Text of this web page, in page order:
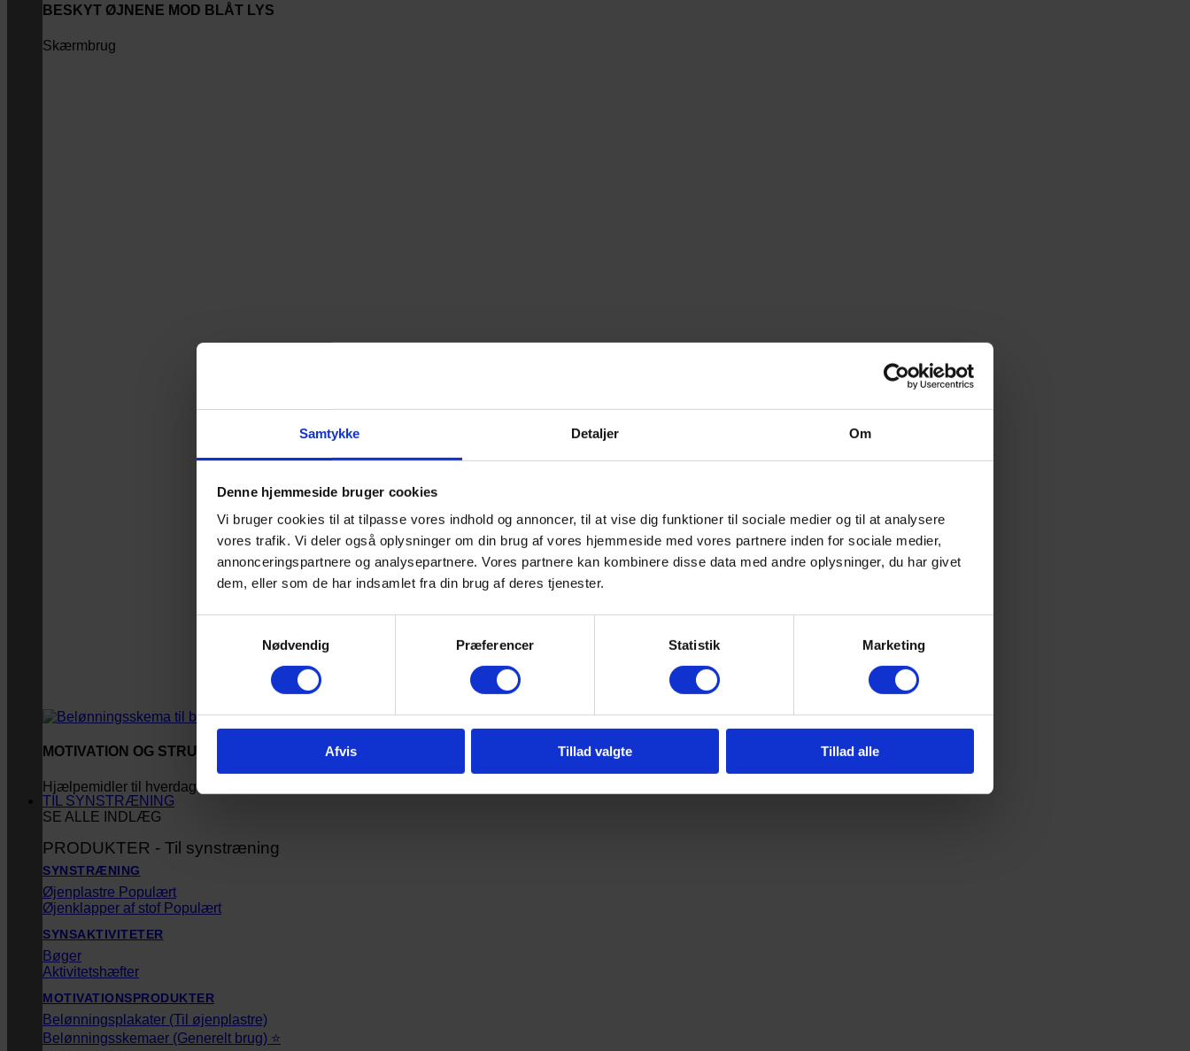
Samtykke Detaljer Om
Denne hjemmeside bruger cookies
Vi bruger cookies til at tilpasse vores indhold og annoncer, til at vise dig funktioner til sociale medier og til at analysere
vores trafik. Vi deler også oplysninger om din brug af vores hjemmeside med vores partnere inden for sociale medier,
annonceringspartnere og analysepartnere. Vores partnere kan kombinere disse data med andre oplysninger, du har givet
dem, eller som de har indsamlet fra din brug af deres tjenester.
Nødvendig
Præferencer Statistik Marketing
Afvis Tillad valgte Tillad alle
BESKYT ØJNENE MOD BLÅT LYS
Skærmbrug
MOTIVATION OG STRUKTUR
Hjælpemidler til hverdagen
SE ALLE INDLÆG
TIL SYNSTRÆNING
PRODUKTER - Til synstræning
SYNSTRÆNING
Øjenplastre
Øjenklapper af stof
SYNSAKTIVITETER
Bøger
Aktivitetshæfter
MOTIVATIONSPRODUKTER
Belønningsplakater (Til øjenplastre)
Belønningsskemaer (Generelt brug) ⭐